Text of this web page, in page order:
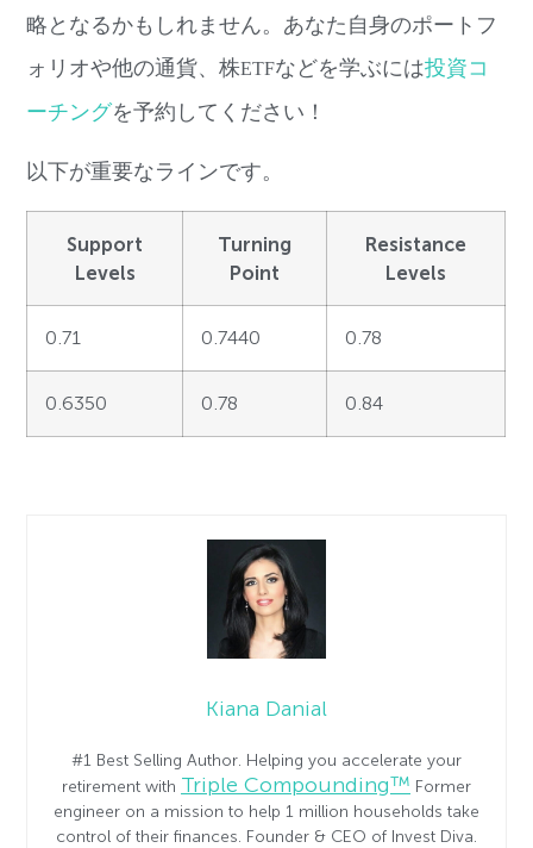
略となるかもしれません。あなた自身のポートフ
ォリオや他の通貨、株ETFなどを学ぶには投資コ
ーチングを予約してください！
以下が重要なラインです。
Support
Levels
Turning
Point
Resistance
Levels
0.71 0.7440 0.78
0.6350 0.78 0.84
Kiana Danial
#1 Best Selling Author. Helping you accelerate your
retirement with Triple Compounding™ Former
engineer on a mission to help 1 million households take
control of their finances. Founder & CEO of Invest Diva.